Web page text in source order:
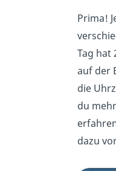
Prima!
Tag hat
auf der
die
du
dazu